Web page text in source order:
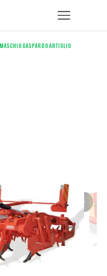
Maschio Gaspardo ARTIGLIO